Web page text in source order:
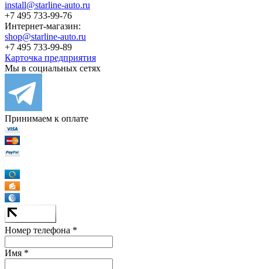
install@starline-auto.ru
+7 495 733-99-76
Интернет-магазин:
shop@starline-auto.ru
+7 495 733-99-89
Карточка предприятия
Мы в социальных сетях
Принимаем к оплате
Номер телефона *
Имя *